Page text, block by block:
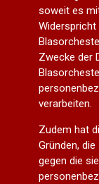
soweit es
Zwecke der
verarbeiten.
Zudem hat
Gründen,
gegen die